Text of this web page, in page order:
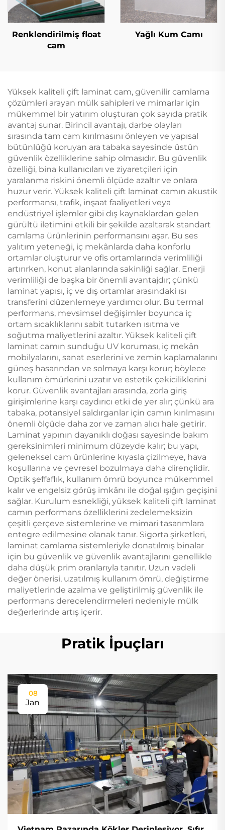
Renklendirilmiş float
cam
Yağlı Kum Camı
Yüksek kaliteli çift laminat cam, güvenilir camlama
çözümleri arayan mülk sahipleri ve mimarlar için
mükemmel bir yatırım oluşturan çok sayıda pratik
avantaj sunar. Birincil avantajı, darbe olayları
sırasında tam cam kırılmasını önleyen ve yapısal
bütünlüğü koruyan ara tabaka sayesinde üstün
güvenlik özelliklerine sahip olmasıdır. Bu güvenlik
özelliği, bina kullanıcıları ve ziyaretçileri için
yaralanma riskini önemli ölçüde azaltır ve onlara
huzur verir. Yüksek kaliteli çift laminat camın akustik
performansı, trafik, inşaat faaliyetleri veya
endüstriyel işlemler gibi dış kaynaklardan gelen
gürültü iletimini etkili bir şekilde azaltarak standart
camlama ürünlerinin performansını aşar. Bu ses
yalıtım yeteneği, iç mekânlarda daha konforlu
ortamlar oluşturur ve ofis ortamlarında verimliliği
artırırken, konut alanlarında sakinliği sağlar. Enerji
verimliliği de başka bir önemli avantajdır; çünkü
laminat yapısı, iç ve dış ortamlar arasındaki ısı
transferini düzenlemeye yardımcı olur. Bu termal
performans, mevsimsel değişimler boyunca iç
ortam sıcaklıklarını sabit tutarken ısıtma ve
soğutma maliyetlerini azaltır. Yüksek kaliteli çift
laminat camın sunduğu UV koruması, iç mekân
mobilyalarını, sanat eserlerini ve zemin kaplamalarını
güneş hasarından ve solmaya karşı korur; böylece
kullanım ömürlerini uzatır ve estetik çekiciliklerini
korur. Güvenlik avantajları arasında, zorla giriş
girişimlerine karşı caydırıcı etki de yer alır; çünkü ara
tabaka, potansiyel saldırganlar için camın kırılmasını
önemli ölçüde daha zor ve zaman alıcı hale getirir.
Laminat yapının dayanıklı doğası sayesinde bakım
gereksinimleri minimum düzeyde kalır; bu yapı,
geleneksel cam ürünlerine kıyasla çizilmeye, hava
koşullarına ve çevresel bozulmaya daha dirençlidir.
Optik şeffaflık, kullanım ömrü boyunca mükemmel
kalır ve engelsiz görüş imkânı ile doğal ışığın geçişini
sağlar. Kurulum esnekliği, yüksek kaliteli çift laminat
camın performans özelliklerini zedelemeksizin
çeşitli çerçeve sistemlerine ve mimari tasarımlara
entegre edilmesine olanak tanır. Sigorta şirketleri,
laminat camlama sistemleriyle donatılmış binalar
için bu güvenlik ve güvenlik avantajlarını genellikle
daha düşük prim oranlarıyla tanıtır. Uzun vadeli
değer önerisi, uzatılmış kullanım ömrü, değiştirme
maliyetlerinde azalma ve geliştirilmiş güvenlik ile
performans derecelendirmeleri nedeniyle mülk
değerlerinde artış içerir.
Pratik İpuçları
08
Jan